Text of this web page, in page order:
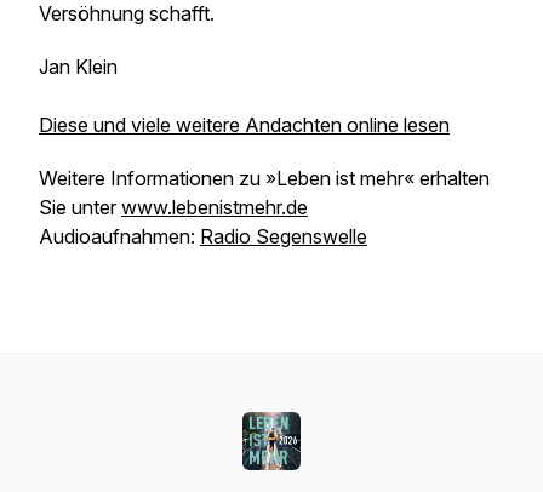
Versöhnung schafft.
Jan Klein
Diese und viele weitere Andachten online lesen
Weitere Informationen zu »Leben ist mehr« erhalten
Sie unterwww.lebenistmehr.de
Audioaufnahmen: Radio Segenswelle